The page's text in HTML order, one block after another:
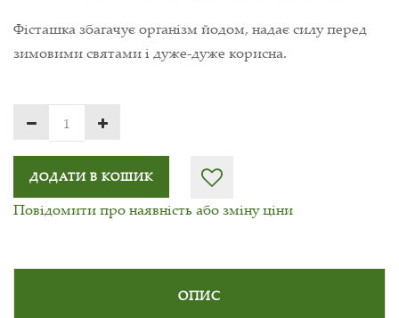
Фісташка збагачує організм йодом, надає силу перед
зимовими святами і дуже-дуже корисна.
ДОДАТИ В КОШИК
Повідомити про наявність або зміну ціни
ОПИС